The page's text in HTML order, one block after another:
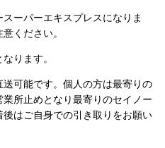
ーパーエキスプレスになりま
意ください。
ります。
可能です。個人の方は最寄りの
所止めとなり最寄りのセイノー
はご自身での引き取りをお願い